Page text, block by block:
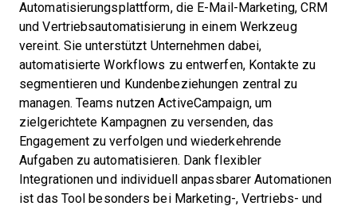
Automatisierungsplattform, die E-Mail-Marketing, CRM
und Vertriebsautomatisierung in einem Werkzeug
vereint. Sie unterstützt Unternehmen dabei,
automatisierte Workflows zu entwerfen, Kontakte zu
segmentieren und Kundenbeziehungen zentral zu
managen. Teams nutzen ActiveCampaign, um
zielgerichtete Kampagnen zu versenden, das
Engagement zu verfolgen und wiederkehrende
Aufgaben zu automatisieren. Dank flexibler
Integrationen und individuell anpassbarer Automationen
ist das Tool besonders bei Marketing-, Vertriebs- und